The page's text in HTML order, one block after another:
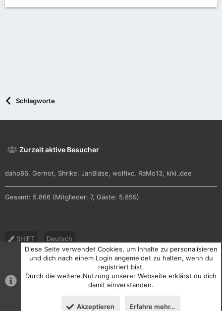
Schlagworte
Zurzeit aktive Besucher
daho86 Gernot Shrike JanBläse wolfixc RaMo13 kiki_dee
Gesamt: 5.866 (Mitglieder: 7, Gäste: 5.859)
SHIFT
Deutsch
Nutzungsbedingungen
Datenschutz Hilfe und Impressum
S
S
Diese Seite verwendet Cookies, um Inhalte zu personalisieren
und dich nach einem Login angemeldet zu halten, wenn du
registriert bist.
Durch die weitere Nutzung unserer Webseite erklärst du dich
damit einverstanden.
Akzeptieren Erfahre mehr…